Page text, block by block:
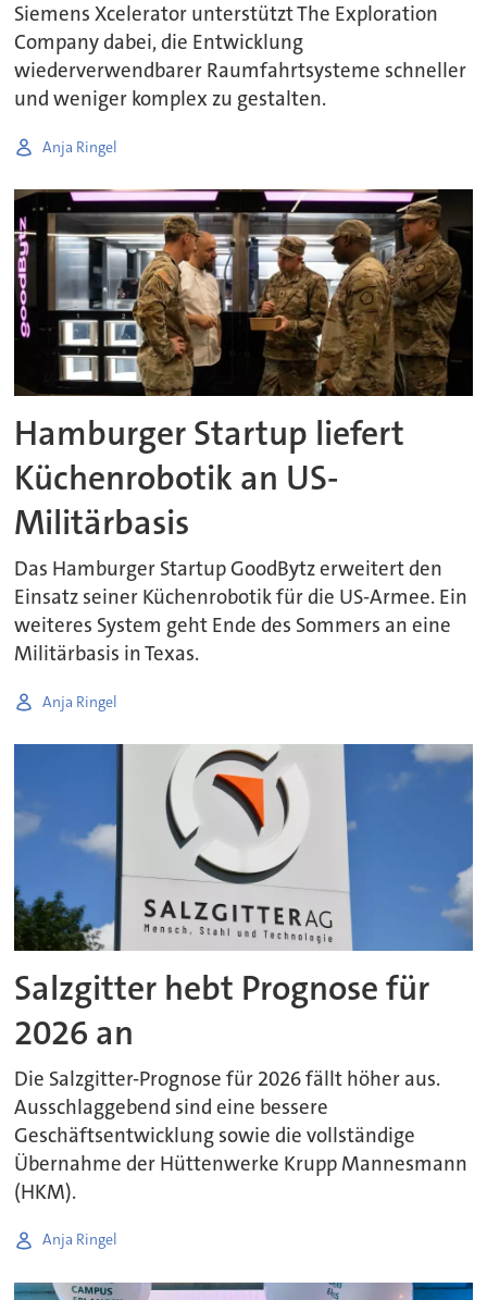
Siemens Xcelerator unterstützt The Exploration
Company dabei, die Entwicklung
wiederverwendbarer Raumfahrtsysteme schneller
und weniger komplex zu gestalten.
Anja Ringel
Hamburger Startup liefert
Küchenrobotik an US-
Militärbasis
Das Hamburger Startup GoodBytz erweitert den
Einsatz seiner Küchenrobotik für die US-Armee. Ein
weiteres System geht Ende des Sommers an eine
Militärbasis in Texas.
Anja Ringel
Salzgitter hebt Prognose für
2026 an
Die Salzgitter-Prognose für 2026 fällt höher aus.
Ausschlaggebend sind eine bessere
Geschäftsentwicklung sowie die vollständige
Übernahme der Hüttenwerke Krupp Mannesmann
(HKM).
Anja Ringel